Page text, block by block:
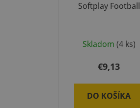
Softplay Football
Skladom (4 ks)
€9,13
DO KOŠÍKA